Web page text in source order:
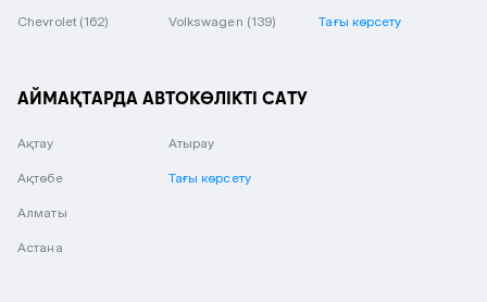
Chevrolet (162) Volkswagen (139) Тағы көрсету
АЙМАҚТАРДА АВТОКӨЛІКТІ САТУ
Ақтау
Ақтөбе
Алматы
Астана
Атырау
Тағы көрсету